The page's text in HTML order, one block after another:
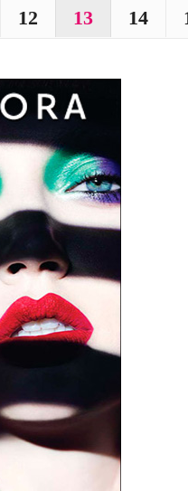
12 13 14